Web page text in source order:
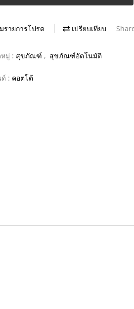
รายการโปรด เปรียบเทียบ
มู่ : สุขภัณฑ์ , สุขภัณฑ์อัตโนมัติ
: คอตโต้